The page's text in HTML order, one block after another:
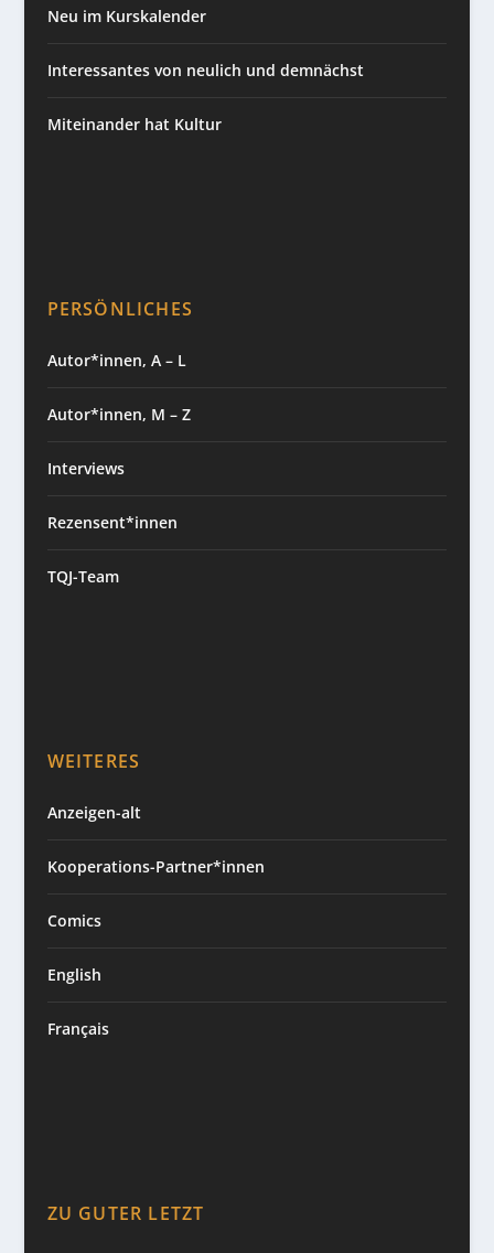
Neu im Kurskalender
Interessantes von neulich und demnächst
Miteinander hat Kultur
PERSÖNLICHES
Autor*innen, A – L
Autor*innen, M – Z
Interviews
Rezensent*innen
TQJ-Team
WEITERES
Anzeigen-alt
Kooperations-Partner*innen
Comics
English
Français
ZU GUTER LETZT